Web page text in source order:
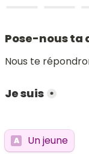
Pose-nous ta
Nous te
Je suis *
A Un jeune